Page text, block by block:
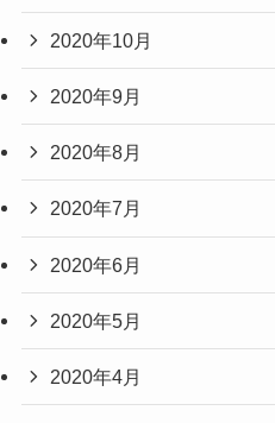
2020年10月
2020年9月
2020年8月
2020年7月
2020年6月
2020年5月
2020年4月